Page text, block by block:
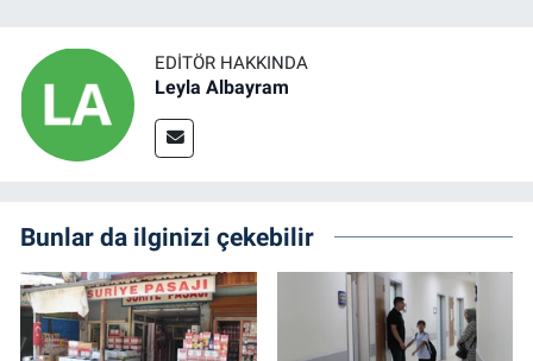
EDITÖR HAKKINDA
Leyla Albayram
Bunlar da ilginizi çekebilir